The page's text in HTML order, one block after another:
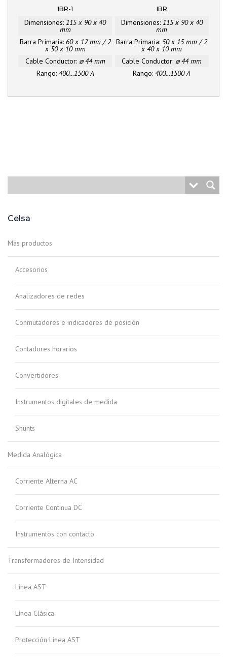
IBR-1
Dimensiones: 115 x 90 x 40
mm
Barra Primaria: 60 x 12 mm / 2
x 50 x 10 mm
Cable Conductor: ⌀ 44 mm
Rango: 400...1500 A
IBR
Dimensiones: 115 x 90 x 40
mm
Barra Primaria: 50 x 15 mm / 2
x 40 x 10 mm
Cable Conductor: ⌀ 44 mm
Rango: 400...1500 A
Celsa
Más productos
Accesorios
Analizadores de redes
Conmutadores e indicadores de posición
Contadores horarios
Convertidores
Instrumentos digitales de medida
Shunts
Medida Analógica
Corriente Alterna AC
Corriente Continua DC
Instrumentos con contacto
Transformadores de Intensidad
Línea AST
Línea Clásica
Protección Línea AST